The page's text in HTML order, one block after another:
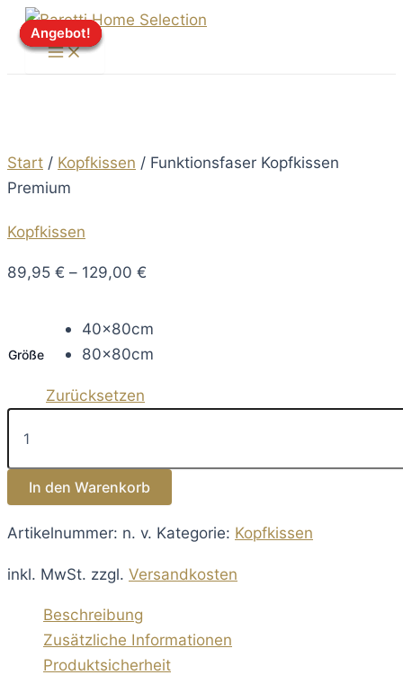
Zum
InhaltMain
Start / Kopfkissen / Funktionsfaser Kopfkissen
Premium
Kopfkissen
89,95 € – 129,00 €
Größe
40x80cm
80x80cm
Zurücksetzen
Funktionsfaser
Kopfkissen
Menge
In den Warenkorb
Artikelnummer: n. v. Kategorie: Kopfkissen
inkl. MwSt. zzgl. Versandkosten
Beschreibung
Zusätzliche Informationen
Produktsicherheit
Angebot!
Angebot!
Angebot!
Angebot!